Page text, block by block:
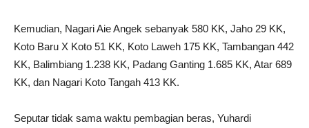
Kemudian, Nagari Aie Angek sebanyak 580 KK, Jaho 29 KK,
Koto Baru X Koto 51 KK, Koto Laweh 175 KK, Tambangan 442
KK, Balimbiang 1.238 KK, Padang Ganting 1.685 KK, Atar 689
KK, dan Nagari Koto Tangah 413 KK.
Seputar tidak sama waktu pembagian beras, Yuhardi